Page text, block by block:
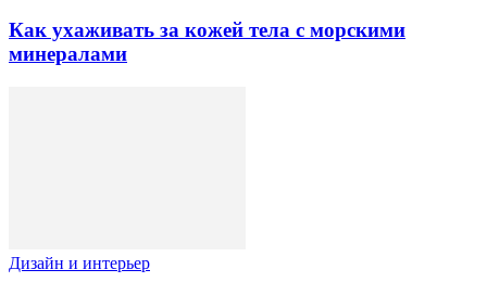
Как ухаживать за кожей тела с морскими
минералами
Дизайн и интерьер